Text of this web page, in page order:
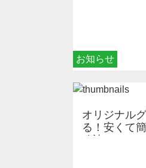
お知らせ
オリジナル
る！安くて